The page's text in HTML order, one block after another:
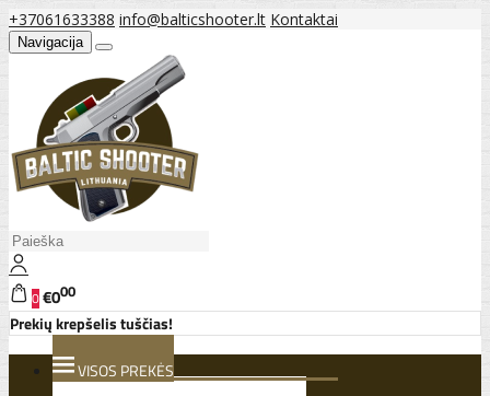
+37061633388 info@balticshooter.lt Kontaktai
Navigacija
0€000
Prekių krepšelis tuščias!
VISOS PREKĖS